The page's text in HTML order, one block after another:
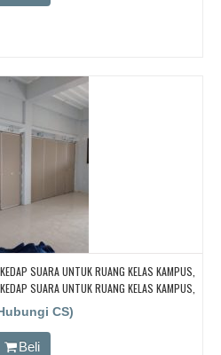
SUARA UNTUK RUANG KELAS KAMPUS,
SUARA UNTUK RUANG KELAS KAMPUS,
SUARA UNTUK RUANG KELAS KAMPUS,
SUARA UNTUK RUANG KELAS KAMPUS,
SUARA UNTUK RUANG KELAS KAMPUS
CS)
Beli